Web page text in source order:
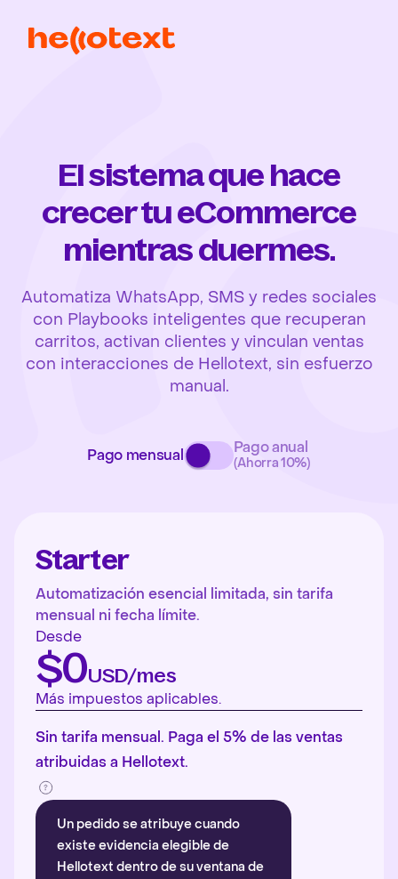
El sistema que hace
crecer tu eCommerce
mientras duermes.
Automatiza WhatsApp, SMS y redes sociales
con Playbooks inteligentes que recuperan
carritos, activan clientes y vinculan ventas
con interacciones de Hellotext, sin esfuerzo
manual.
Pago mensual Pago anual
(Ahorra 10%)
Starter
Automatización esencial limitada, sin tarifa
mensual ni fecha límite.
Desde
$0USD/mes
Más impuestos aplicables.
Sin tarifa mensual. Paga el 5% de las ventas
atribuidas a Hellotext.
Un pedido se atribuye cuando
existe evidencia elegible de
Hellotext dentro de su ventana de